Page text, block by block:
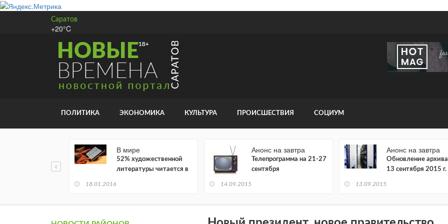
Саратов
+20°C
ПОЛИТИКА ЭКОНОМИКА КУЛЬТУРА ПРОИСШЕСТВИЯ СОЦИУМ
В мире
52% художественной
литературы читается в
18.01.2016
Анонс на завтра
Телепрограмма на 21-27
сентября
14.09.2015
Анонс на завтра
Обновление архива
13 сентября 2015 г.
13.09.2015